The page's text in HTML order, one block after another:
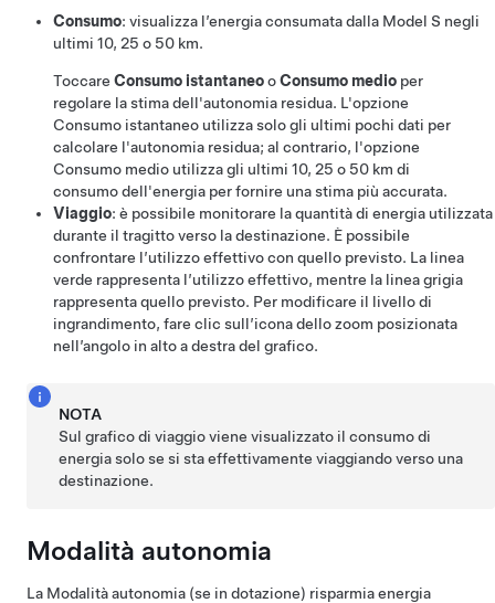
Consumo: visualizza l’energia consumata dalla Model S negli
ultimi 10, 25 o 50 km.
Toccare Consumo istantaneooConsumo medio per
regolare la stima dell'autonomia residua. L'opzione
Consumo istantaneo utilizza solo gli ultimi pochi dati per
calcolare l'autonomia residua; al contrario, l'opzione
Consumo medio utilizza gli ultimi 10, 25 o 50 km di
consumo dell'energia per fornire una stima più accurata.
Viaggio: è possibile monitorare la quantità di energia utilizzata
durante il tragitto verso la destinazione. È possibile
confrontare l’utilizzo effettivo con quello previsto. La linea
verde rappresenta l’utilizzo effettivo, mentre la linea grigia
rappresenta quello previsto. Per modificare il livello di
ingrandimento, fare clic sull’icona dello zoom posizionata
nell’angolo in alto a destra del grafico.
NOTA
Sul grafico di viaggio viene visualizzato il consumo di
energia solo se si sta effettivamente viaggiando verso una
destinazione.
Modalità autonomia
La Modalità autonomia (se in dotazione) risparmia energia